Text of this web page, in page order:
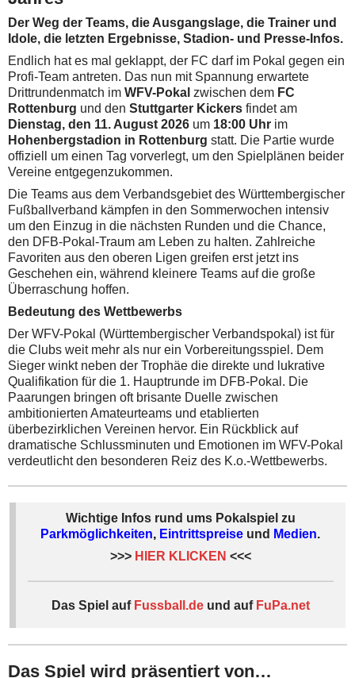
Der Weg der Teams, die Ausgangslage, die Trainer und
Idole, die letzten Ergebnisse, Stadion- und Presse-Infos.
Endlich hat es mal geklappt, der FC darf im Pokal gegen ein
Profi-Team antreten. Das nun mit Spannung erwartete
Drittrundenmatch im WFV-Pokal zwischen dem FC
Rottenburg und den Stuttgarter Kickers findet am
Dienstag, den 11. August 2026 um 18:00 Uhr im
Hohenbergstadion in Rottenburg statt. Die Partie wurde
offiziell um einen Tag vorverlegt, um den Spielplänen beider
Vereine entgegenzukommen.
Die Teams aus dem Verbandsgebiet des Württembergischer
Fußballverband kämpfen in den Sommerwochen intensiv
um den Einzug in die nächsten Runden und die Chance,
den DFB-Pokal-Traum am Leben zu halten. Zahlreiche
Favoriten aus den oberen Ligen greifen erst jetzt ins
Geschehen ein, während kleinere Teams auf die große
Überraschung hoffen.
Bedeutung des Wettbewerbs
Der WFV-Pokal (Württembergischer Verbandspokal) ist für
die Clubs weit mehr als nur ein Vorbereitungsspiel. Dem
Sieger winkt neben der Trophäe die direkte und lukrative
Qualifikation für die 1. Hauptrunde im DFB-Pokal. Die
Paarungen bringen oft brisante Duelle zwischen
ambitionierten Amateurteams und etablierten
überbezirklichen Vereinen hervor. Ein Rückblick auf
dramatische Schlussminuten und Emotionen im WFV-Pokal
verdeutlicht den besonderen Reiz des K.o.-Wettbewerbs.
Wichtige Infos rund ums Pokalspiel zu
Parkmöglichkeiten, Eintrittspreise und Medien.
>>> HIER KLICKEN <<<
Das Spiel auf Fussball.de und auf FuPa.net
Das Spiel wird präsentiert von…